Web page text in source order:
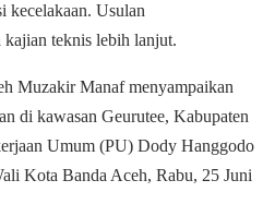
kecelakaan. Usulan
kajian teknis lebih lanjut.
Muzakir Manaf menyampaikan
di kawasan Geurutee, Kabupaten
Umum (PU) Dody Hanggodo
Kota Banda Aceh, Rabu, 25 Juni